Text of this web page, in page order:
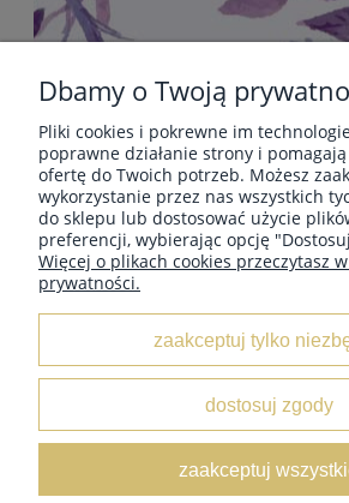
POMOC
PŁATNOŚCI I
INFORMACJE
KOLEKCJE
Dbamy o Twoją
Pliki cookies i pokrewne im
poprawne działanie strony i
ofertę do Twoich potrzeb. Możesz
wykorzystanie przez nas wszystkich
do sklepu lub dostosować użycie
preferencji, wybierając opcję
Więcej o plikach cookies przeczytasz
prywatności.
zaakceptuj tylko
dostosuj zgody
zaakceptuj